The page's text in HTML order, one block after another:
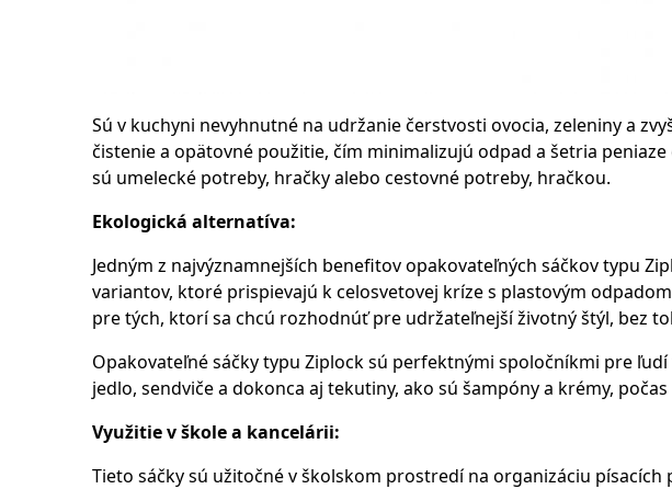
Sú v kuchyni nevyhnutné na udržanie čerstvosti ovocia, zeleniny a
čistenie a opätovné použitie, čím minimalizujú odpad a šetria
sú umelecké potreby, hračky alebo cestovné potreby, hračkou.
Ekologická alternatíva:
Jedným z najvýznamnejších benefitov opakovateľných sáčkov typu
variantov, ktoré prispievajú k celosvetovej kríze s plastovým
pre tých, ktorí sa chcú rozhodnúť pre udržateľnejší životný štýl, bez
Opakovateľné sáčky typu Ziplock sú perfektnými spoločníkmi pre
jedlo, sendviče a dokonca aj tekutiny, ako sú šampóny a krémy,
Využitie v škole a kancelárii:
Tieto sáčky sú užitočné v školskom prostredí na organizáciu